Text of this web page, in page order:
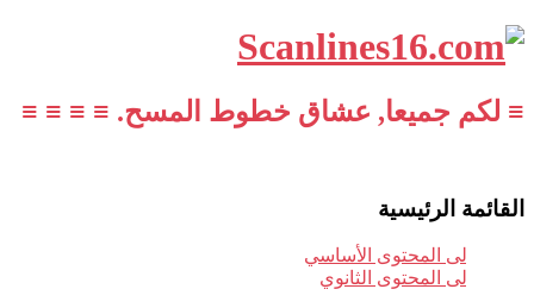
≡ لكم جميعا, عشاق خطوط المسح. ≡ ≡ ≡ ≡
القائمة الرئيسية
تخطي إلى المحتوى الأساسي
تخطي إلى المحتوى الثانوي